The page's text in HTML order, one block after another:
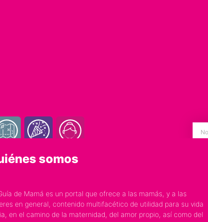
somos
de Mamá es un portal que ofrece a las mamás, y a las
en general, contenido multifacético de utilidad para su vida
en el camino de la maternidad, del amor propio, así como del